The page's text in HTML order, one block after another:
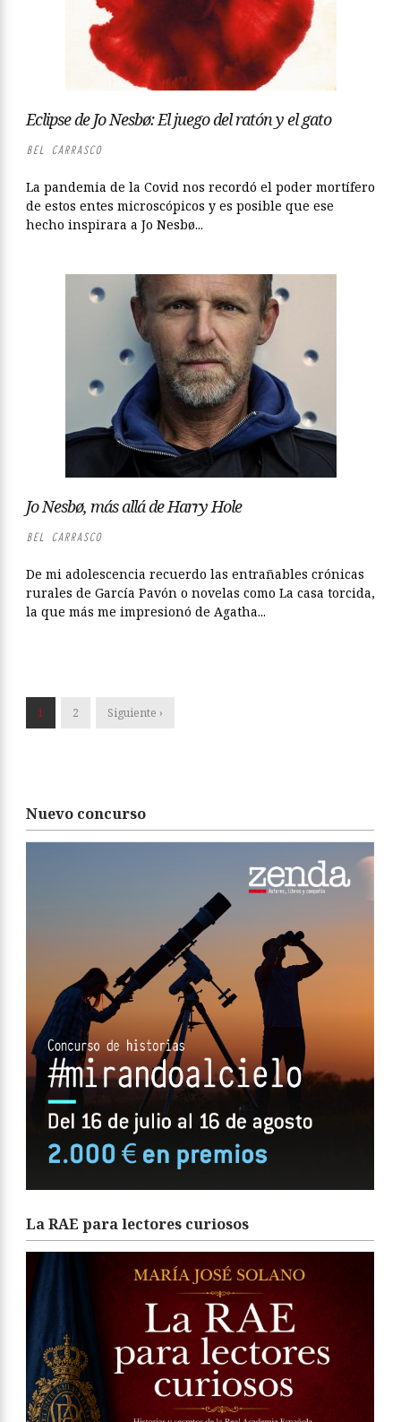
Eclipse de Jo Nesbø: El juego del ratón y el gato
BEL CARRASCO
La pandemia de la Covid nos recordó el poder mortífero
de estos entes microscópicos y es posible que ese
hecho inspirara a Jo Nesbø...
Jo Nesbø, más allá de Harry Hole
BEL CARRASCO
De mi adolescencia recuerdo las entrañables crónicas
rurales de García Pavón o novelas como La casa torcida,
la que más me impresionó de Agatha...
1 2 Siguiente ›
Nuevo concurso
La RAE para lectores curiosos